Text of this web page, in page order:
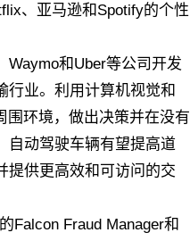
、亚马逊和Spotify的个性
Waymo和Uber等公司开发
行业。利用计算机视觉和
围环境，做出决策并在没有
自动驾驶车辆有望提高道
提供更高效和可访问的交
Falcon Fraud Manager和